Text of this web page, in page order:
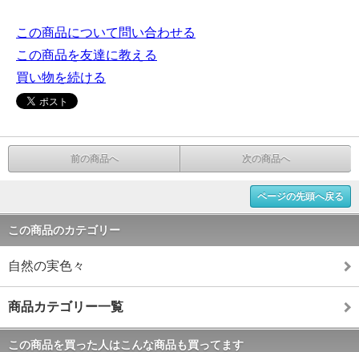
この商品について問い合わせる
この商品を友達に教える
買い物を続ける
前の商品へ 次の商品へ
ページの先頭へ戻る
この商品のカテゴリー
自然の実色々
商品カテゴリー一覧
この商品を買った人はこんな商品も買ってます